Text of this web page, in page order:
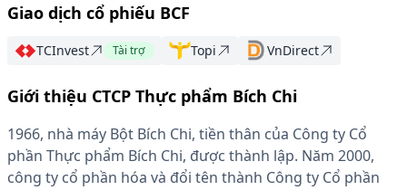
Giao dịch cổ phiếu BCF
TCInvest Tài trợ Topi VnDirect
Giới thiệu CTCP Thực phẩm Bích Chi
1966, nhà máy Bột Bích Chi, tiền thân của Công ty Cổ
phần Thực phẩm Bích Chi, được thành lập. Năm 2000,
công ty cổ phần hóa và đổi tên thành Công ty Cổ phần